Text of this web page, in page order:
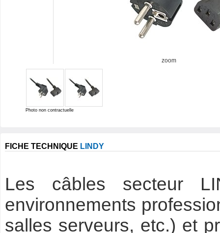
zoom
Photo non contractuelle
FICHE TECHNIQUE LINDY
Les câbles secteur
environnements
salles serveurs, etc.) et